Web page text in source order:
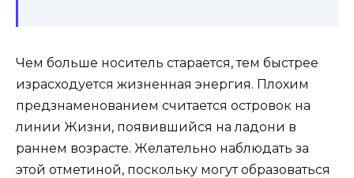
Чем больше носитель старается, тем быстрее
израсходуется жизненная энергия. Плохим
предзнаменованием считается островок на
линии Жизни, появившийся на ладони в
раннем возрасте. Желательно наблюдать за
этой отметиной, поскольку могут образоваться